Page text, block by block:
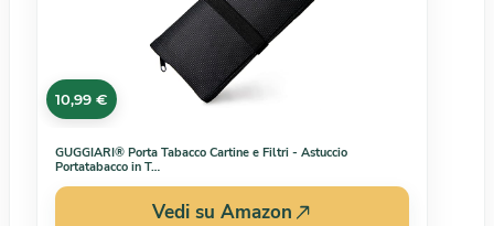
10,99 €
GUGGIARI® Porta Tabacco Cartine e Filtri - Astuccio
Portatabacco in T…
Vedi su Amazon